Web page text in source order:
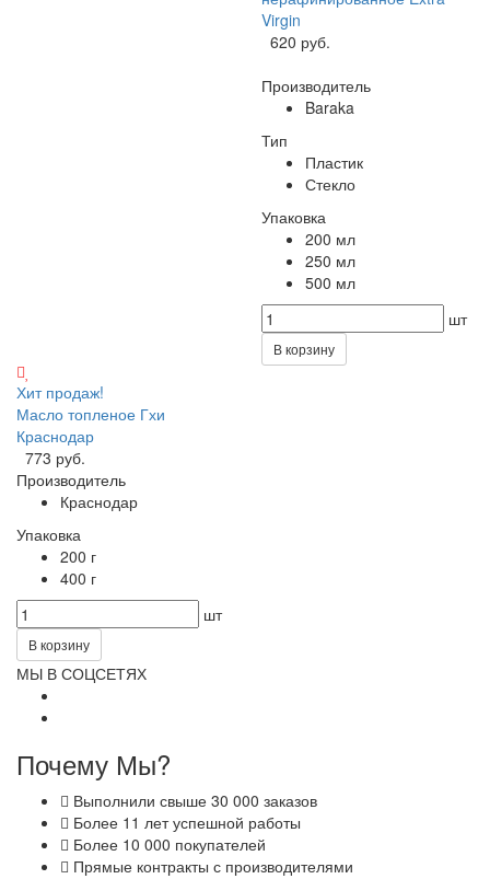
Virgin
620 руб.
Производитель
Baraka
Тип
Пластик
Стекло
Упаковка
200 мл
250 мл
500 мл
шт
В корзину
Хит продаж!
Масло топленое Гхи
Краснодар
773 руб.
Производитель
Краснодар
Упаковка
200 г
400 г
шт
В корзину
МЫ В СОЦСЕТЯХ
Почему Мы?
Выполнили свыше 30 000 заказов
Более 11 лет успешной работы
Более 10 000 покупателей
Прямые контракты с производителями